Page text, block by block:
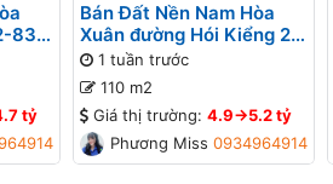
83
tỷ
Bán Đất Nền Nam Hòa
Xuân đường Hói Kiểng 26
B2-101 lô 6x - Gần đường
Minh Mạng
1 tuần trước
110 m2
Giá thị trường: 4.9->5.2 tỷ
Phương Missa0934964914